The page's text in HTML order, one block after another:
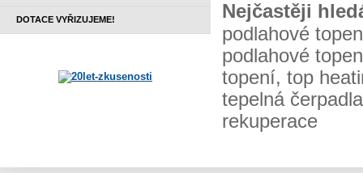
DOTACE VYŘIZUJEME!
Nejčastěji
podlahové
podlahové
topení, top
tepelná
rekuperace